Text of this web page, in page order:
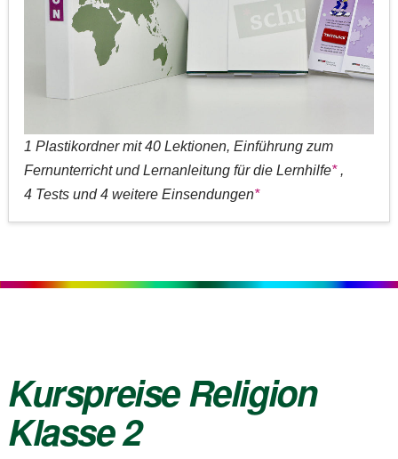
1 Plastikordner mit 40 Lektionen, Einführung zum
Fernunterricht und Lernanleitung für die Lernhilfe* ,
4 Tests und 4 weitere Einsendungen*
Kurspreise Religion
Klasse 2